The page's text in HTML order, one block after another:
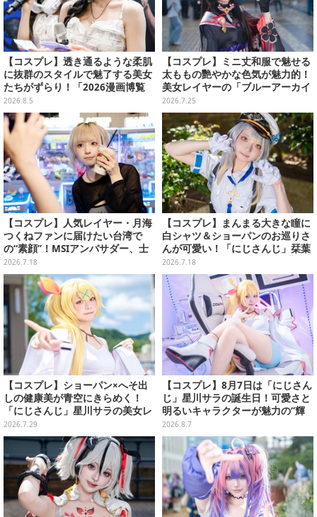
【コスプレ】透き通るような柔肌
に抜群のスタイルで魅了する美女
たちがずらり！「2026漫画博覧
会」美麗コンパニオンまとめ【画
像39枚】
2026.8.5
【コスプレ】ミニ丈和服で魅せる
太ももの艷やかな色気が魅力的！
美女レイヤーの「ブルーアーカイ
ブ」ワカモが妖艶な美貌を披露
【写真8枚】
2026.7.25
【コスプレ】人気レイヤー・月海
つくねファンに届けたい台湾で
の“素顔”！MSIアンバサダー、士
林夜市ではエビ6匹＆荷物番に大
奮闘【写真27枚】
2026.7.18
【コスプレ】まんまる大きな瞳に
白シャツ＆ショーパンのお巡りさ
んが可愛い！「にじさんじ」栞葉
るりがふわふわ尻尾でほっこりす
る【写真8枚】
2026.7.18
【コスプレ】ショーパン×へそ出
しの健康美が青空にきらめく！
「にじさんじ」星川サラの美女レ
イヤーが北の大地で明るい笑顔を
振りまく【写真9枚】
2026.7.29
【コスプレ】8月7日は「にじさん
じ」星川サラの誕生日！可愛さと
明るいキャラクターが魅力の“輝
く一番星”な美女レイヤーまとめ
【写真40枚】
2026.8.7